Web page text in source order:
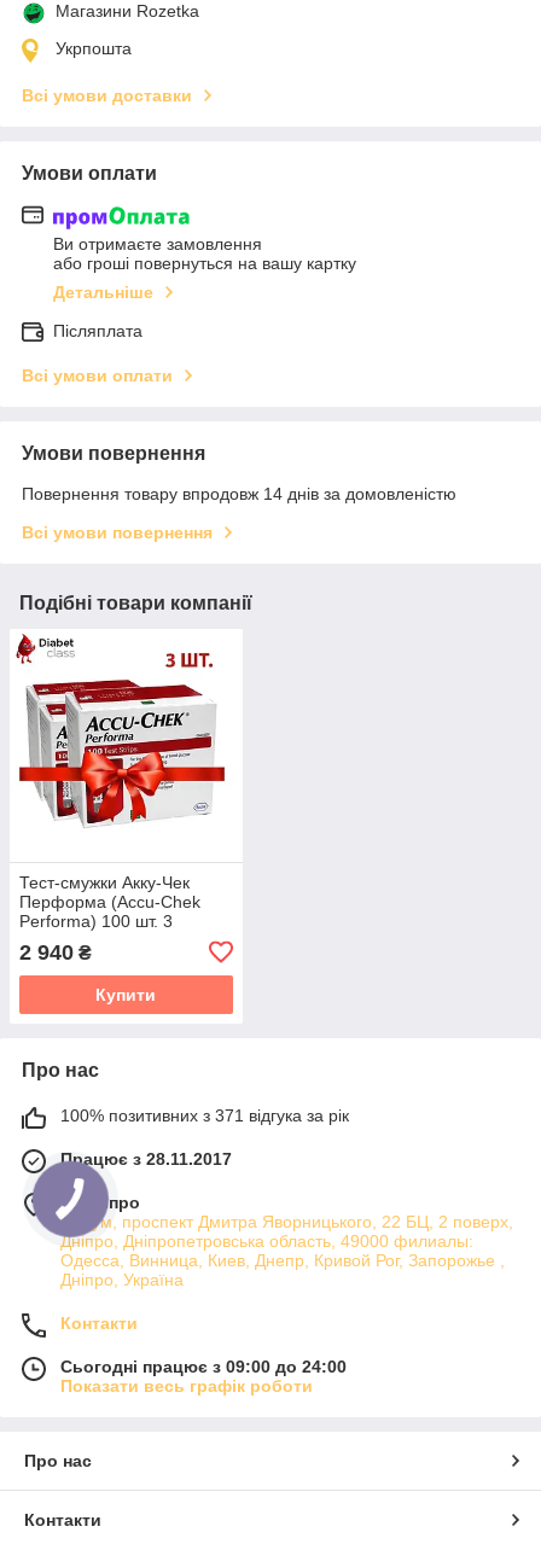
Магазини Rozetka
Укрпошта
Всі умови доставки
Умови оплати
Ви отримаєте замовлення
або гроші повернуться на вашу картку
Детальніше
Післяплата
Всі умови оплати
Умови повернення
Повернення товару впродовж 14 днів за домовленістю
Всі умови повернення
Подібні товари компанії
Тест-смужки Акку-Чек
Перформа (Accu-Chek
Performa) 100 шт. 3
2 940 ₴
Купити
Про нас
100% позитивних з 371 відгука за рік
Працює з 28.11.2017
м. Дніпро
Атріум, проспект Дмитра Яворницького, 22 БЦ, 2 поверх,
Дніпро, Дніпропетровська область, 49000 филиалы:
Одесса, Винница, Киев, Днепр, Кривой Рог, Запорожье ,
Дніпро, Україна
Контакти
Сьогодні працює з 09:00 до 24:00
Показати весь графік роботи
Про нас
Контакти